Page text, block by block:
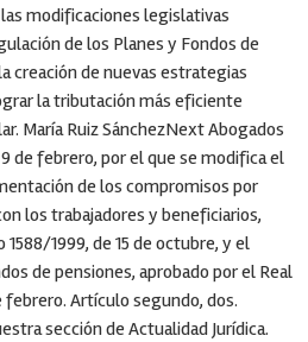
modificaciones legislativas
de los Planes y Fondos de
creación de nuevas estrategias
la tributación más eficiente
María Ruiz SánchezNext Abogados
de febrero, por el que se modifica el
de los compromisos por
los trabajadores y beneficiarios,
1999, de 15 de octubre, y el
de pensiones, aprobado por el Real
Artículo segundo, dos.
sección de Actualidad Jurídica.